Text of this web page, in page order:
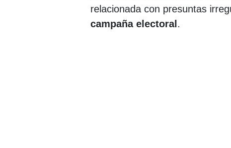
relacionada con presuntas
campaña electoral.